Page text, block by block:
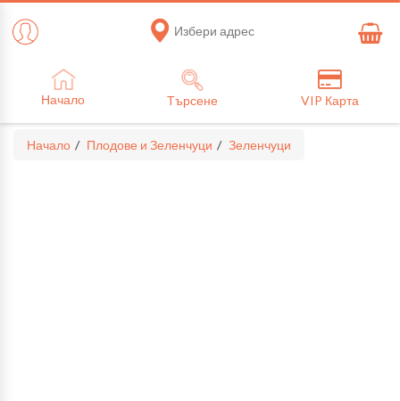
Избери адрес
Начало Търсене VIP Карта
Начало Плодове и Зеленчуци Зеленчуци